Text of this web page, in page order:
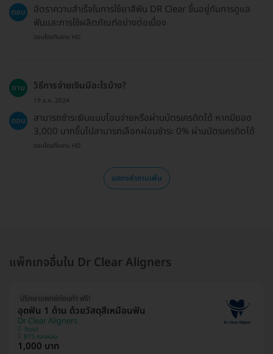
ตอบ
อัตราความสำเร็จในการใช้ยาสีฟัน DR Clear ขึ้นอยู่กับการดูแล
ฟันและการใช้ผลิตภัณฑ์อย่างต่อเนื่อง
ตอบโดยทีมงาน HD
ถาม วิธีการจ่ายเงินมีอะไรบ้าง?
19 ธ.ค. 2024
ตอบ
สามารถชำระเงินแบบโอนจ่ายหรือผ่านบัตรเครดิตได้ หากมียอด
3,000 บาทขึ้นไปสามารถเลือกผ่อนชำระ 0% ผ่านบัตรเครดิตได้
ตอบโดยทีมงาน HD
แสดงคำถามเพิ่ม
แพ็กเกจอื่นใน Dr Clear Aligners
ปรึกษาแพทย์ก่อนทำ ฟรี!
อุดฟัน 1 ด้าน ด้วยวัสดุสีเหมือนฟัน
Dr Clear Aligners
วัฒนา
BTS ทองหล่อ
1,000 บาท